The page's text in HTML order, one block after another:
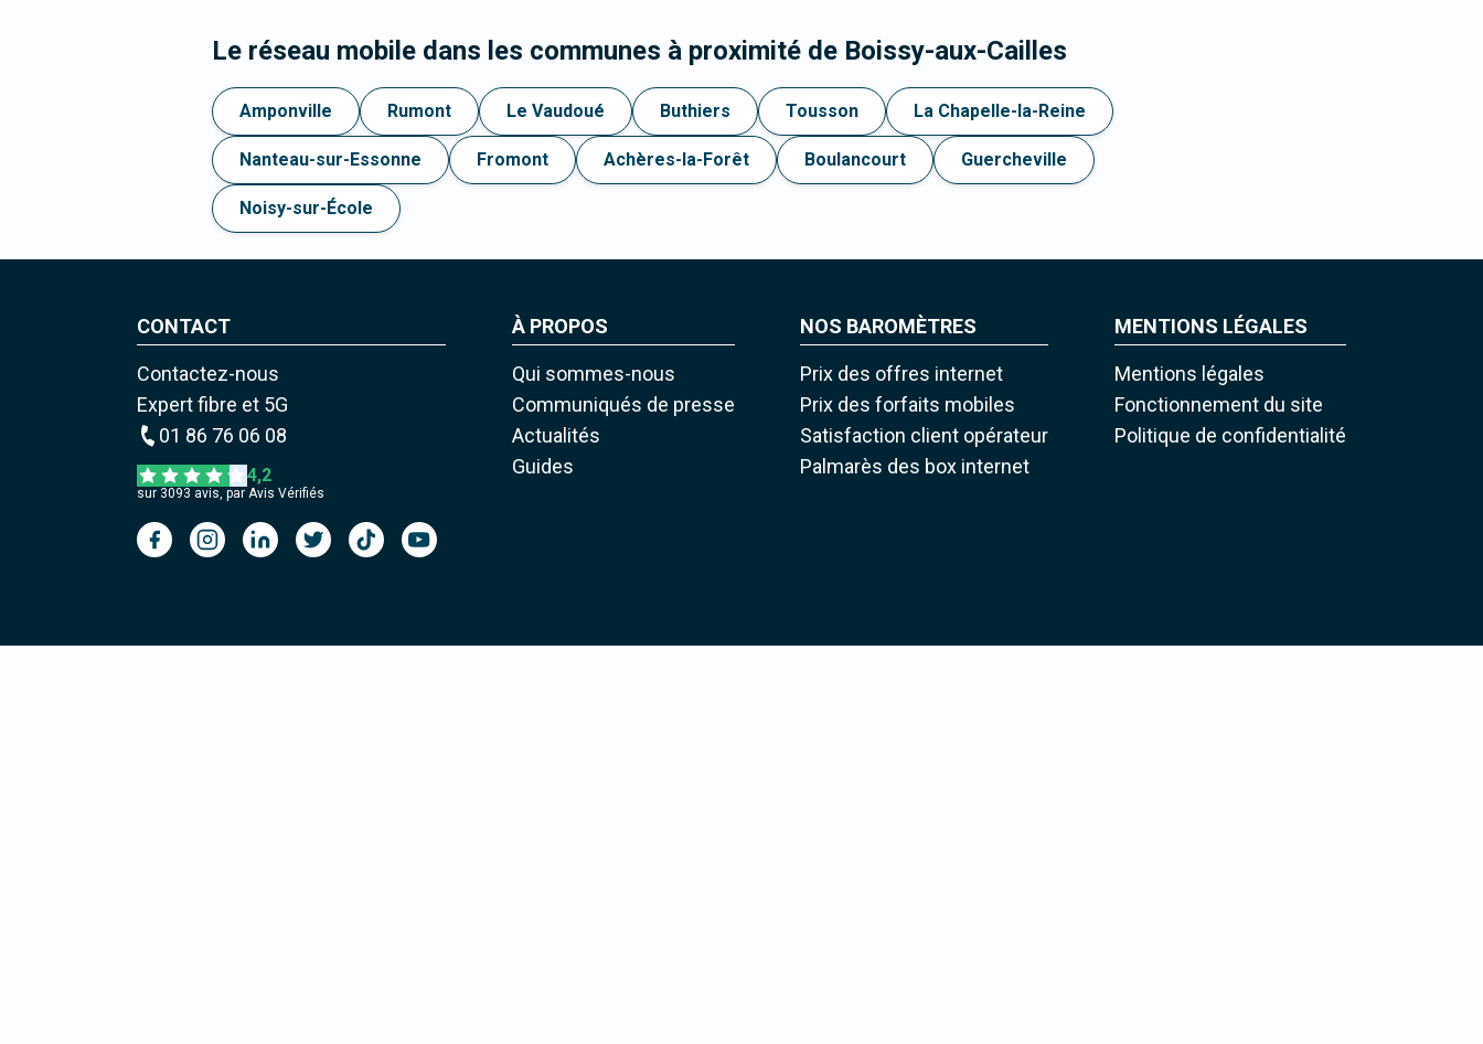
Le réseau mobile dans les communes à proximité de Boissy-aux-Cailles
Amponville Rumont Le Vaudoué Buthiers Tousson La Chapelle-la-Reine
Nanteau-sur-Essonne Fromont Achères-la-Forêt Boulancourt Guercheville
Noisy-sur-École
CONTACT
Contactez-nous
Expert fibre et 5G
01 86 76 06 08
4,2
sur 3093 avis, par Avis Vérifiés
À PROPOS
Qui sommes-nous
Communiqués de presse
Actualités
Guides
NOS BAROMÈTRES
Prix des offres internet
Prix des forfaits mobiles
Satisfaction client opérateur
Palmarès des box internet
MENTIONS LÉGALES
Mentions légales
Fonctionnement du site
Politique de confidentialité